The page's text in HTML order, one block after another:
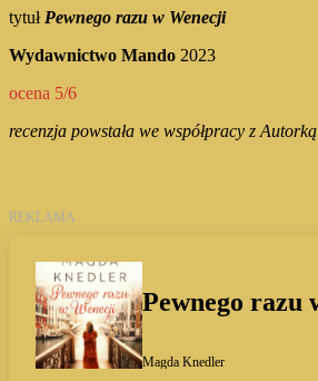
tytuł Pewnego razu w Wenecji
Wydawnictwo Mando 2023
ocena 5/6
recenzja powstała we współpracy z Autorką